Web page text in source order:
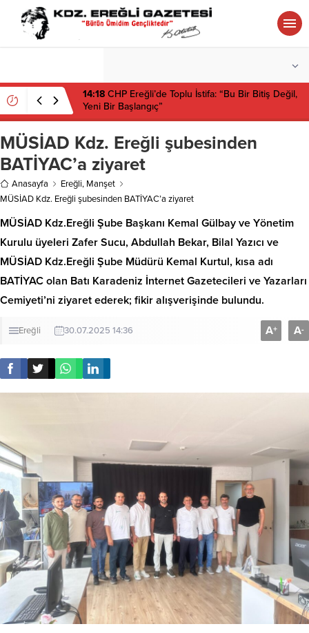
14:18 CHP Ereğli’de Toplu İstifa: “Bu Bir Bitiş Değil,
Yeni Bir Başlangıç”
MÜSİAD Kdz. Ereğli şubesinden
BATİYAC’a ziyaret
Anasayfa Ereğli, Manşet
MÜSİAD Kdz. Ereğli şubesinden BATİYAC’a ziyaret
MÜSİAD Kdz.Ereğli Şube Başkanı Kemal Gülbay ve Yönetim
Kurulu üyeleri Zafer Sucu, Abdullah Bekar, Bilal Yazıcı ve
MÜSİAD Kdz.Ereğli Şube Müdürü Kemal Kurtul, kısa adı
BATİYAC olan Batı Karadeniz İnternet Gazetecileri ve Yazarları
Cemiyeti’ni ziyaret ederek; fikir alışverişinde bulundu.
Ereğli 30.07.2025 14:36 A+ A-